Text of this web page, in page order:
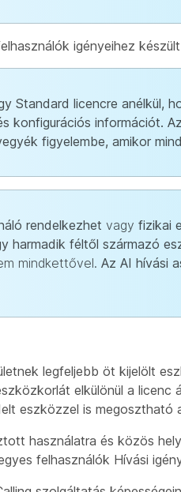
igényeihez
Standard licencre anélkül,
konfigurációs információt.
figyelembe, amikor
rendelkezhet vagy fizikai
harmadik féltől származó
mindkettővel. Az AI hívási
legfeljebb öt kijelölt
elkülönül a
eszközzel is
használatra és közös
felhasználók Hívási